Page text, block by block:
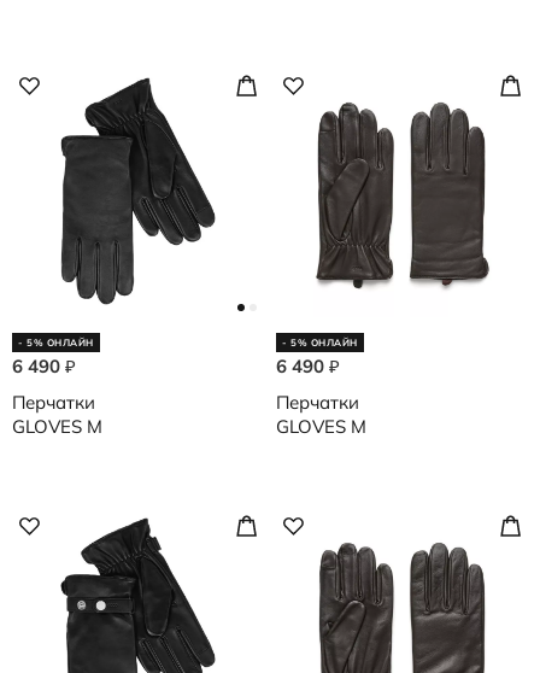
- 5% ОНЛАЙН
6 490 ₽
Перчатки
GLOVES M
- 5% ОНЛАЙН
6 490 ₽
Перчатки
GLOVES M